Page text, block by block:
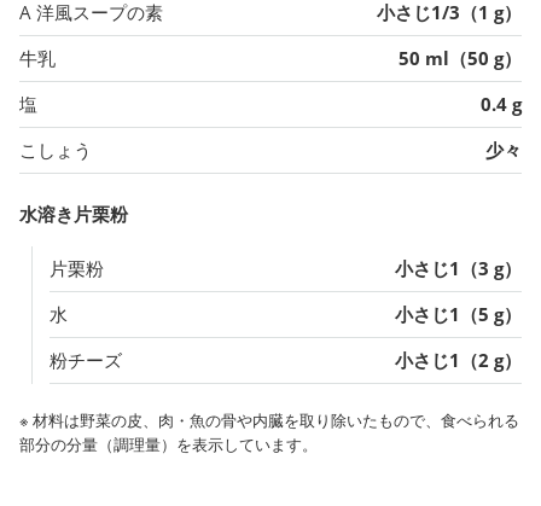
A 洋風スープの素
小さじ1/3（1 g）
牛乳
50 ml（50 g）
塩
0.4 g
こしょう
少々
水溶き片栗粉
片栗粉
小さじ1（3 g）
水
小さじ1（5 g）
粉チーズ
小さじ1（2 g）
※ 材料は野菜の皮、肉・魚の骨や内臓を取り除いたもので、食べられる
部分の分量（調理量）を表示しています。